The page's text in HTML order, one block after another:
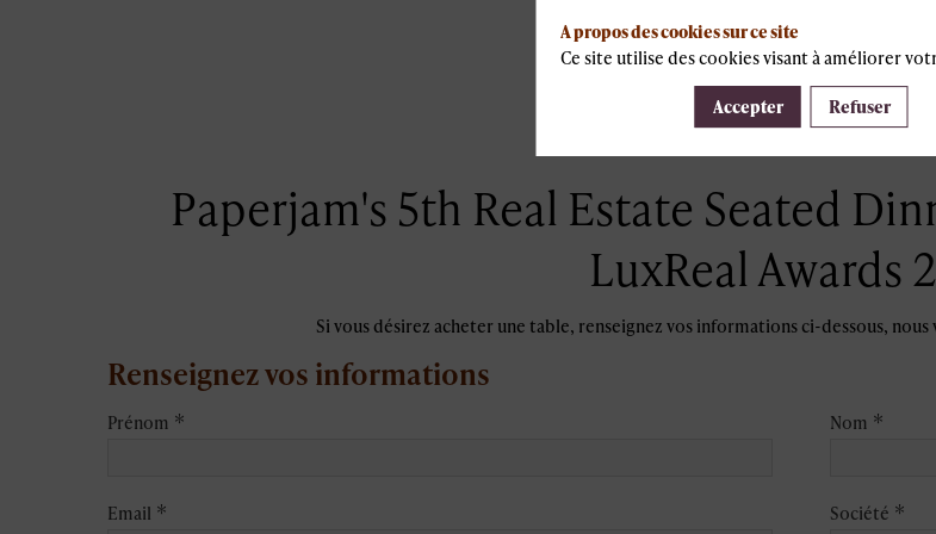
Paperjam's 5th Real Estate Seated
LuxReal Awards
Si vous désirez acheter une table, renseignez vos informations ci-dessous,
Renseignez vos informations
Prénom * Nom *
Email * Société *
A propos des cookies sur ce site
Ce site utilise des cookies visant à améliorer
Accepter Refuser